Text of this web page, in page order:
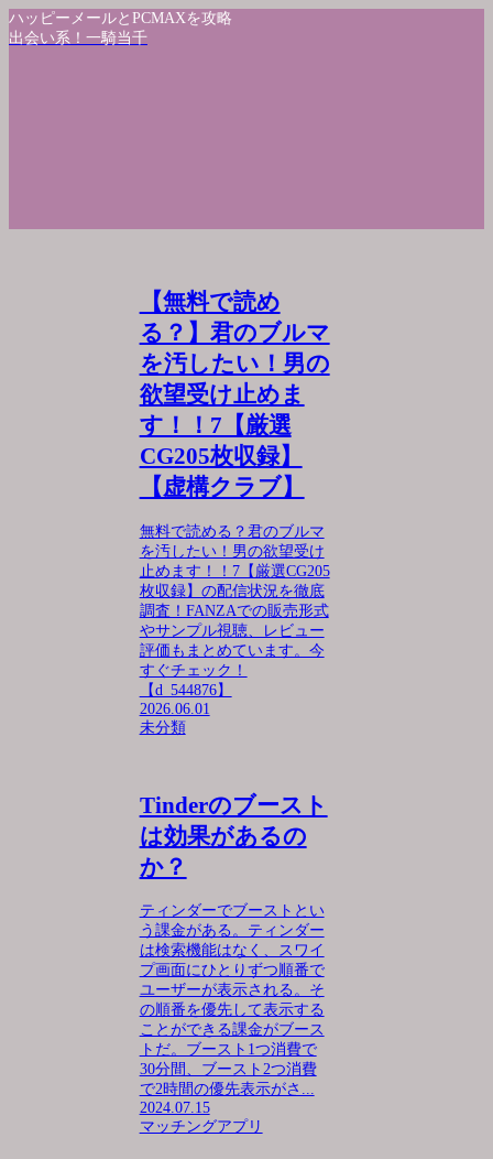
ハッピーメールとPCMAXを攻略
出会い系！一騎当千
【無料で読め
る？】君のブルマ
を汚したい！男の
欲望受け止めま
す！！7【厳選
CG205枚収録】
【虚構クラブ】
無料で読める？君のブルマ
を汚したい！男の欲望受け
止めます！！7【厳選CG205
枚収録】の配信状況を徹底
調査！FANZAでの販売形式
やサンプル視聴、レビュー
評価もまとめています。今
すぐチェック！
【d_544876】
2026.06.01
未分類
Tinderのブースト
は効果があるの
か？
ティンダーでブーストとい
う課金がある。ティンダー
は検索機能はなく、スワイ
プ画面にひとりずつ順番で
ユーザーが表示される。そ
の順番を優先して表示する
ことができる課金がブース
トだ。ブースト1つ消費で
30分間、ブースト2つ消費
で2時間の優先表示がさ...
2024.07.15
マッチングアプリ